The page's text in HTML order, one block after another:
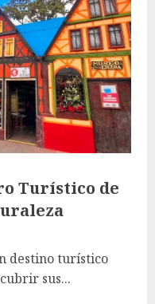
Turístico de
destino turístico
sus...